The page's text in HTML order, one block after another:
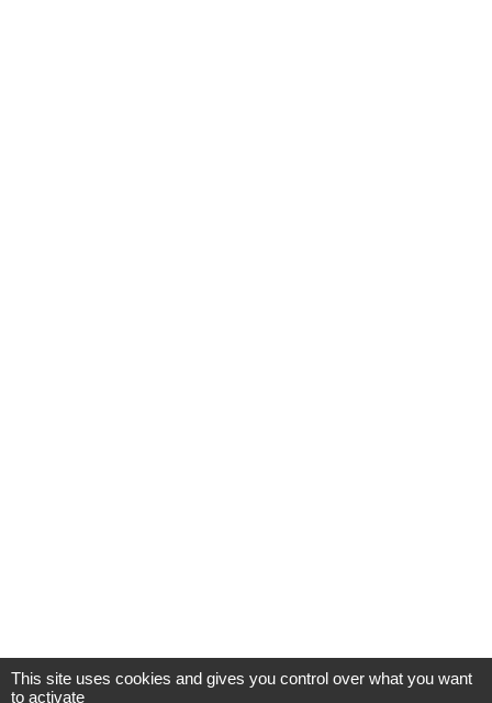
This site uses cookies and gives you control over what you want
to activate